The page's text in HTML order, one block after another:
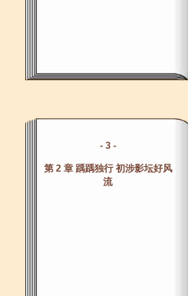
- 3 -
第 2 章 踽踽独行 初涉影坛好风
流